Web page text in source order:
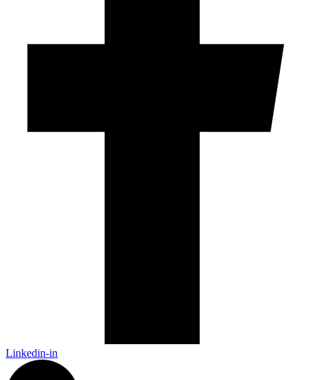
Linkedin-in